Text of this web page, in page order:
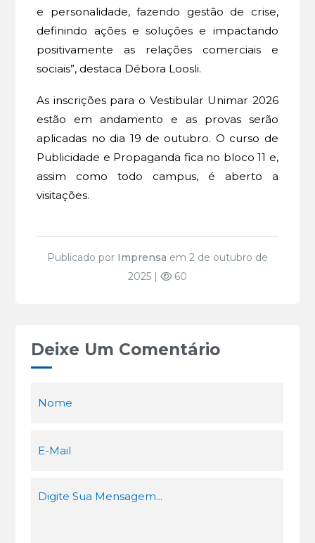
e personalidade, fazendo gestão de crise,
definindo ações e soluções e impactando
positivamente as relações comerciais e
sociais”, destaca Débora Loosli.
As inscrições para o Vestibular Unimar 2026
estão em andamento e as provas serão
aplicadas no dia 19 de outubro. O curso de
Publicidade e Propaganda fica no bloco 11 e,
assim como todo campus, é aberto a
visitações.
Publicado por Imprensa em 2 de outubro de
2025 |
60
Deixe Um Comentário